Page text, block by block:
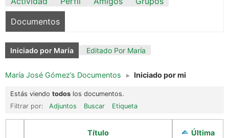
Documentos
Iniciado por María Editado Por María
María José Gómez’s Documentos ▸ Iniciado por mi
Estás viendo todos los documentos.
Filtrar por:
Adjuntos Buscar Etiqueta
Título
Última